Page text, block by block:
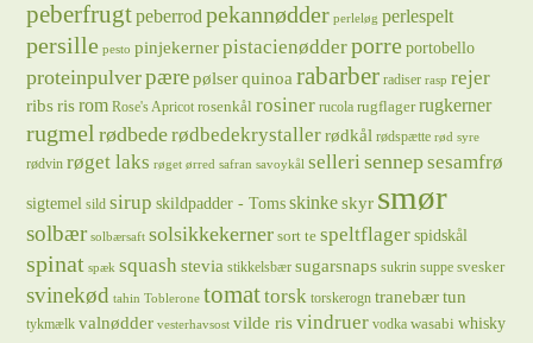
peberfrugtpeberrodpekannødder perleløg perlespelt
persille pesto pinjekerner pistacienødderporre portobello
proteinpulverpære pølser quinoa rabarber radiser rasp rejer
ribs risrom Rose's Apricot rosenkål rosiner rucola rugflager rugkerner
rugmel rødbederødbedekrystallerrødkål rødspætte rød syre
rødvin røget laks røget ørred safran savoykål sellerisennepsesamfrø
sigtemel sild sirup skildpadder - Toms skinke skyr smør
solbær solbærsaft solsikkekerner sort te speltflager spidskål
spinat spæk squash stevia stikkelsbær sugarsnaps sukrin suppe svesker
svinekød tahin Toblerone tomattorsk torskerogn tranebærtun
tykmælk valnødder vesterhavsost vilde ris vindruer vodka wasabi whisky